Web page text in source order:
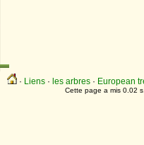
· Liens· les arbres· European
Cette page a mis 0.02